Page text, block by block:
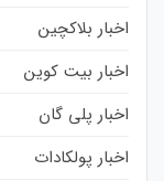
اخبار بلاکچین
اخبار بیت کوین
اخبار پلی گان
اخبار پولکادات